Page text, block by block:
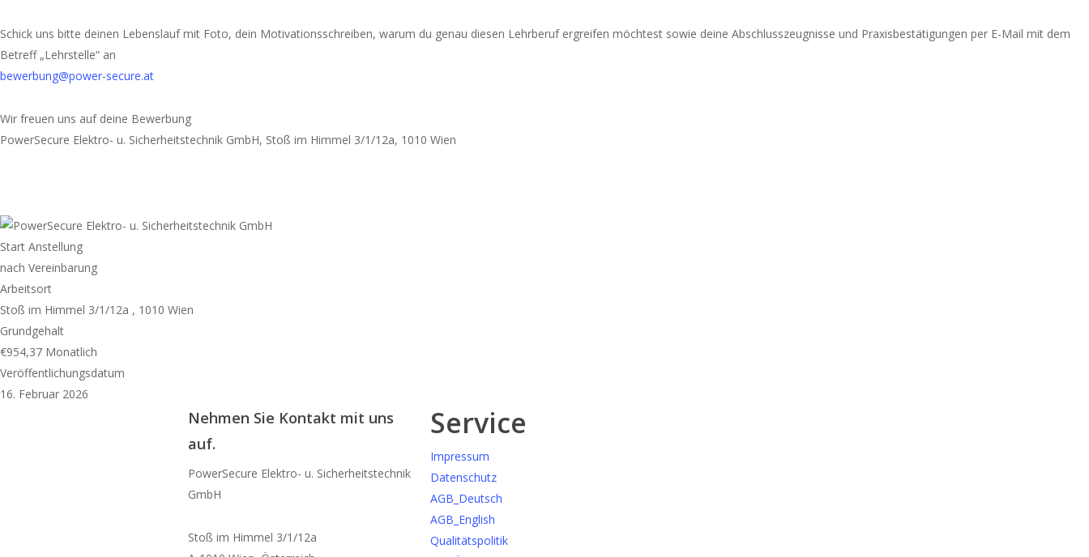
Schick uns bitte deinen Lebenslauf mit Foto, dein Motivationsschreiben, warum du genau diesen Lehrberuf ergreifen möchtest sowie deine Abschlusszeugnisse und Praxisbestätigungen per E-Mail mit dem
Betreff „Lehrstelle“ an
bewerbung@power-secure.at
Wir freuen uns auf deine Bewerbung
PowerSecure Elektro- u. Sicherheitstechnik GmbH, Stoß im Himmel 3/1/12a, 1010 Wien
Start Anstellung
nach Vereinbarung
Arbeitsort
Grundgehalt
€954,37 Monatlich
Veröffentlichungsdatum
16. Februar 2026
Nehmen Sie Kontakt mit uns
auf.
PowerSecure Elektro- u. Sicherheitstechnik
GmbH
Stoß im Himmel 3/1/12a
Service
Impressum
Datenschutz
AGB_Deutsch
AGB_English
Qualitätspolitik